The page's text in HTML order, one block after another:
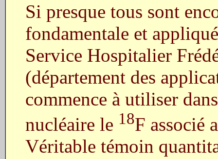
Si presque tous sont
fondamentale et
Service Hospitalier
(département des
commence à utiliser
nucléaire le 18F associé
Véritable témoin